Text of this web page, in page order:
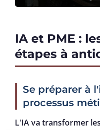
IA et PME :
étapes à
Se préparer à
processus
L'IA va transformer